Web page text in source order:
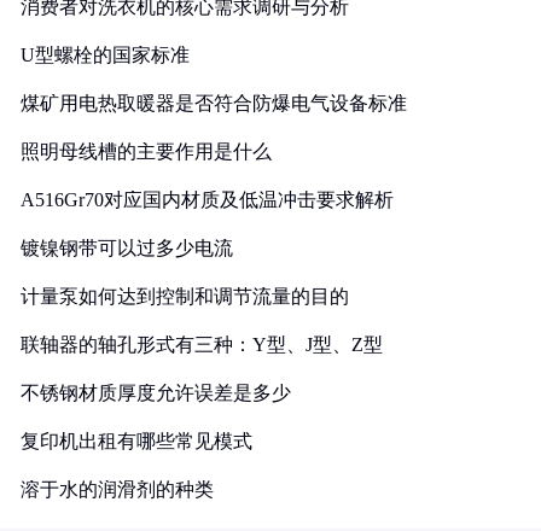
消费者对洗衣机的核心需求调研与分析
U型螺栓的国家标准
煤矿用电热取暖器是否符合防爆电气设备标准
照明母线槽的主要作用是什么
A516Gr70对应国内材质及低温冲击要求解析
镀镍钢带可以过多少电流
计量泵如何达到控制和调节流量的目的
联轴器的轴孔形式有三种：Y型、J型、Z型
不锈钢材质厚度允许误差是多少
复印机出租有哪些常见模式
溶于水的润滑剂的种类